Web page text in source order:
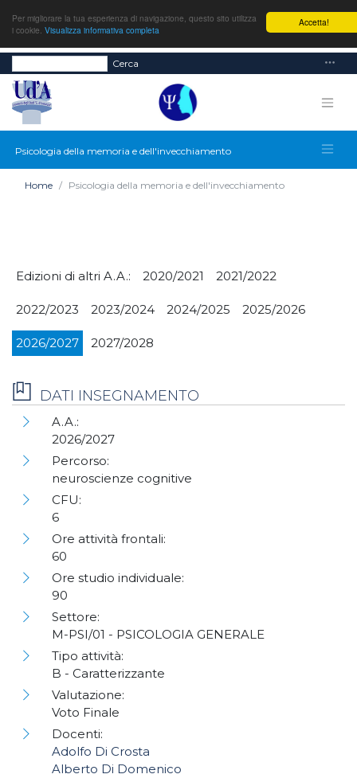
Accetta!
Per migliorare la tua esperienza di navigazione, questo sito utilizza
i cookie. Visualizza informativa completa
Cerca
Psicologia della memoria e dell'invecchiamento
Home Psicologia della memoria e dell'invecchiamento
Edizioni di altri A.A.: 2020/2021 2021/2022
2022/2023 2023/2024 2024/2025 2025/2026
2026/2027 2027/2028
DATI INSEGNAMENTO
A.A.:
2026/2027
Percorso:
neuroscienze cognitive
CFU:
6
Ore attività frontali:
60
Ore studio individuale:
90
Settore:
M-PSI/01 - PSICOLOGIA GENERALE
Tipo attività:
B - Caratterizzante
Valutazione:
Voto Finale
Docenti:
Adolfo Di Crosta
Alberto Di Domenico